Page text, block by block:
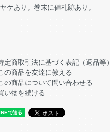
ケあり。巻末に値札跡あり。
定商取引法に基づく表記（返品等）
の商品を友達に教える
の商品について問い合わせる
い物を続ける